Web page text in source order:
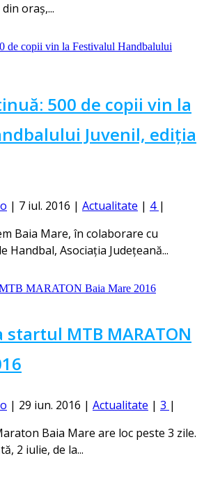
oraș,...
500 de copii vin la
Juvenil, ediția
| 7 iul. 2016 | Actualitate | 4 |
Baia Mare, în colaborare cu
Handbal, Asociația Județeană...
startul MTB MARATON
| 29 iun. 2016 | Actualitate | 3 |
Baia Mare are loc peste 3 zile.
2 iulie, de la...